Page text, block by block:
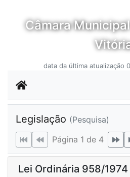
Câmara
data da última atualização
Legislação (Pesquisa)
Página 1 de 4
Lei Ordinária 958/1974